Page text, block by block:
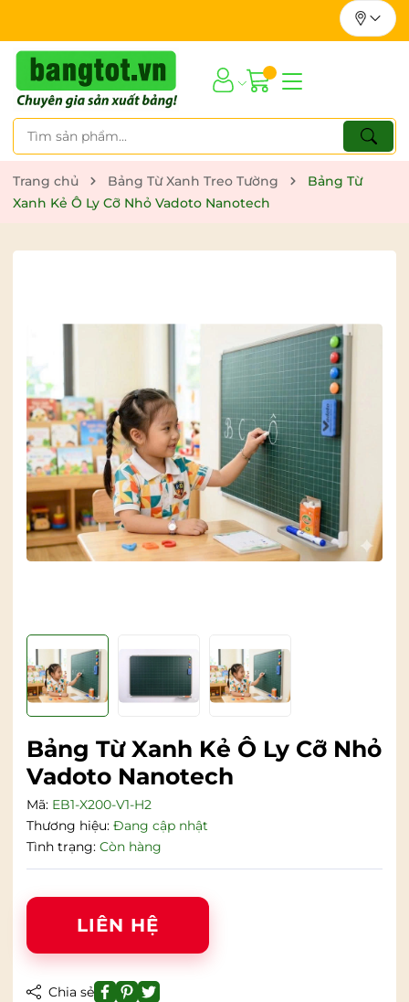
Trang chủ Bảng Từ Xanh Treo Tường
Bảng Từ
Xanh Kẻ Ô Ly Cỡ Nhỏ Vadoto Nanotech
Bảng Từ Xanh Kẻ Ô Ly Cỡ Nhỏ
Vadoto Nanotech
Mã: EB1-X200-V1-H2
Thương hiệu: Đang cập nhật
Tình trạng: Còn hàng
LIÊN HỆ
Chia sẻ